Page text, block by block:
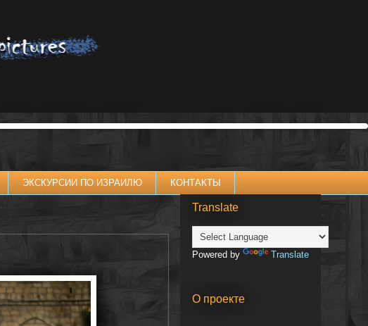
ЭКСКУРСИИ ПО ИЗРАИЛЮ КОНТАКТЫ
Translate
Powered by Translate
О проекте